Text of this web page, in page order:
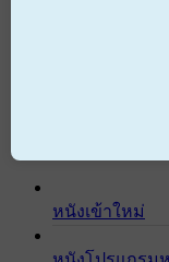
หนังเข้าใหม่